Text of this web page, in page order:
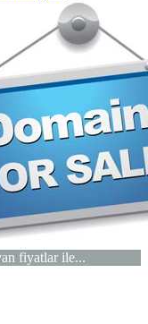
fiyatlar ile...